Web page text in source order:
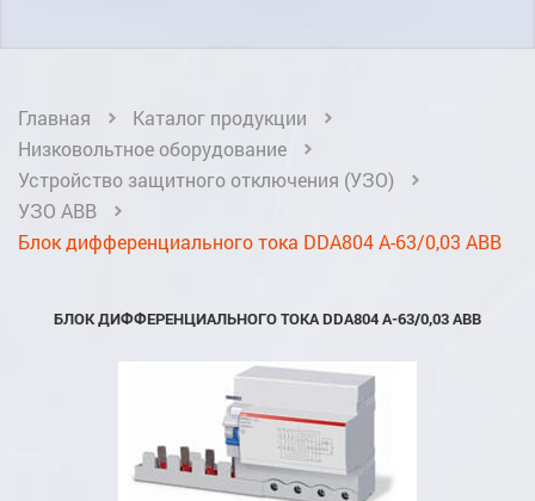
Главная
Каталог продукции
Низковольтное оборудование
Устройство защитного отключения (УЗО)
УЗО ABB
Блок дифференциального тока DDA804 A-63/0,03 ABB
БЛОК ДИФФЕРЕНЦИАЛЬНОГО ТОКА DDA804 A-63/0,03 ABB